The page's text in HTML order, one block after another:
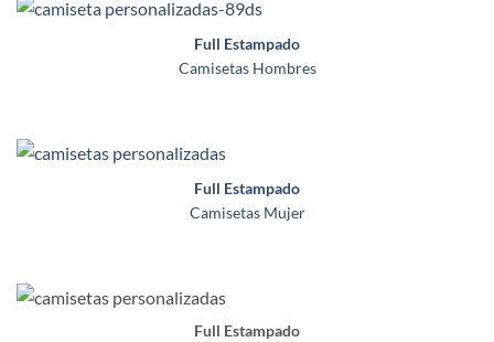
Full Estampado
Camisetas Hombres
Full Estampado
Camisetas Mujer
Full Estampado